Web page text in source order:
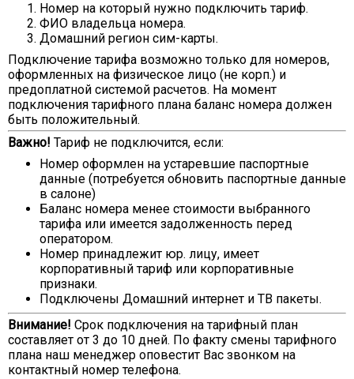
Номер на который нужно подключить тариф.
ФИО владельца номера.
Домашний регион сим-карты.
Подключение тарифа возможно только для номеров,
оформленных на физическое лицо (не корп.) и
предоплатной системой расчетов. На момент
подключения тарифного плана баланс номера должен
быть положительный.
Важно! Тариф не подключится, если:
Номер оформлен на устаревшие паспортные
данные (потребуется обновить паспортные данные
в салоне)
Баланс номера менее стоимости выбранного
тарифа или имеется задолженность перед
оператором.
Номер принадлежит юр. лицу, имеет
корпоративный тариф или корпоративные
признаки.
Подключены Домашний интернет и ТВ пакеты.
Внимание! Срок подключения на тарифный план
составляет от 3 до 10 дней. По факту смены тарифного
плана наш менеджер оповестит Вас звонком на
контактный номер телефона.